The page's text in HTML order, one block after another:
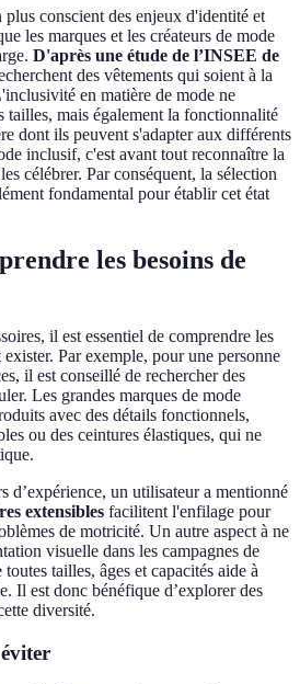
conscient des enjeux d'identité et
les marques et les créateurs de mode
D'après une étude de l’INSEE de
des vêtements qui soient à la
en matière de mode ne
tailles, mais également la fonctionnalité
dont ils peuvent s'adapter aux différents
inclusif, c'est avant tout reconnaître la
célébrer. Par conséquent, la sélection
fondamental pour établir cet état
les besoins de
il est essentiel de comprendre les
Par exemple, pour une personne
il est conseillé de rechercher des
Les grandes marques de mode
avec des détails fonctionnels,
ou des ceintures élastiques, qui ne
d’expérience, un utilisateur a mentionné
extensibles facilitent l'enfilage pour
de motricité. Un autre aspect à ne
visuelle dans les campagnes de
tailles, âges et capacités aide à
Il est donc bénéfique d’explorer des
diversité.